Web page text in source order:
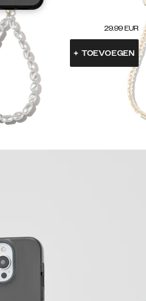
29.99 EUR
+ TOEVOEGEN